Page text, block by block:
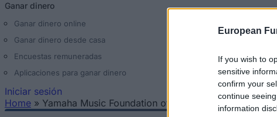
European
If you wish to
sensitive
confirm your
continue
information
Ganar dinero
Ganar dinero online
Ganar dinero desde casa
Encuestas remuneradas
Aplicaciones para ganar dinero
Iniciar sesión
Home » Yamaha Music Foundation of Europe - Yamaha